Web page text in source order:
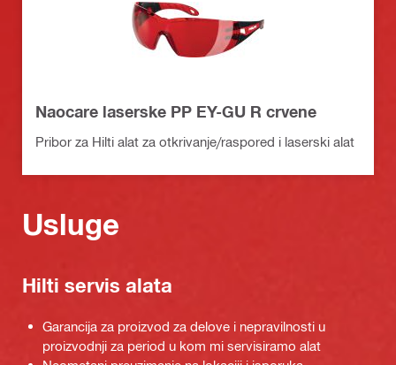
Naocare laserske PP EY-GU R crvene
Pribor za Hilti alat za otkrivanje/raspored i laserski alat
Usluge
Hilti servis alata
Garancija za proizvod za delove i nepravilnosti u
proizvodnji za period u kom mi servisiramo alat